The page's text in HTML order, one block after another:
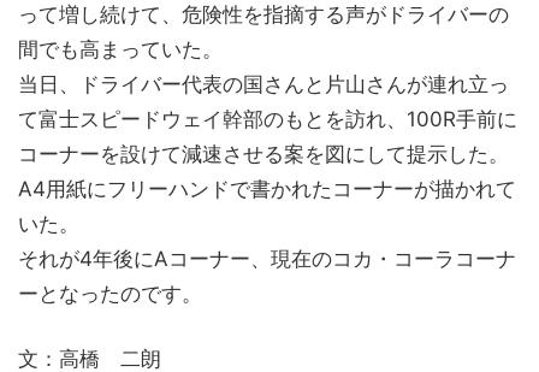
って増し続けて、危険性を指摘する声がドライバーの
間でも高まっていた。
当日、ドライバー代表の国さんと片山さんが連れ立っ
て富士スピードウェイ幹部のもとを訪れ、100R手前に
コーナーを設けて減速させる案を図にして提示した。
A4用紙にフリーハンドで書かれたコーナーが描かれて
いた。
それが4年後にAコーナー、現在のコカ・コーラコーナ
ーとなったのです。
文：高橋 二朗